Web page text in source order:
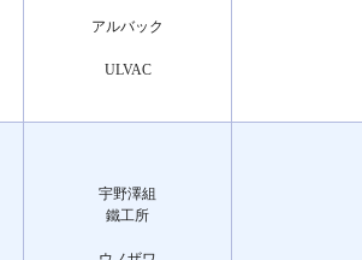
アルバック
ULVAC
宇野澤組
鐵工所